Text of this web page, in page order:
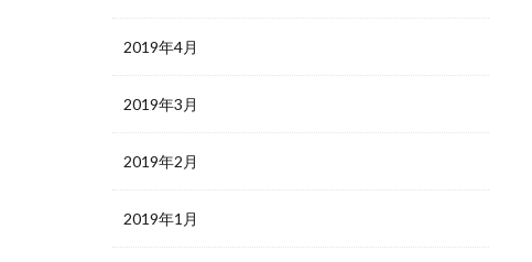
2019年4月
2019年3月
2019年2月
2019年1月